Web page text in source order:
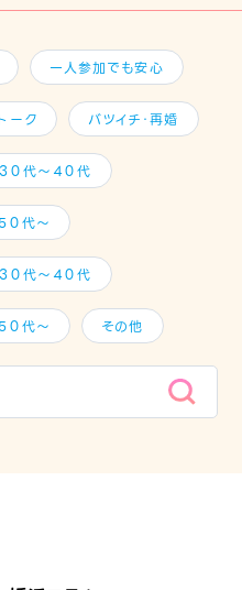
一人参加でも安心
ーク バツイチ・再婚
０代～４０代
０代～
０代～４０代
０代～ その他